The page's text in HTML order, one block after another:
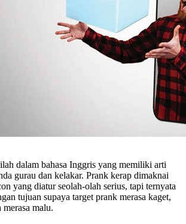
dalam bahasa Inggris yang memiliki arti
gurau dan kelakar. Prank kerap dimaknai
yang diatur seolah-olah serius, tapi ternyata
tujuan supaya target prank merasa kaget,
malu.